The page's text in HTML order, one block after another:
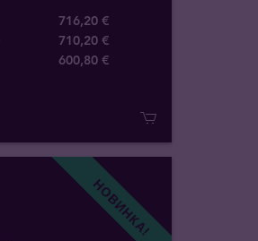
716,20 €
710,20 €
600,80 €
НОВИНКА!